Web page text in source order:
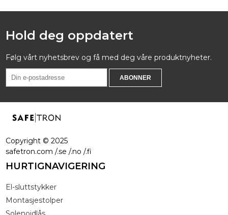
Hold deg oppdatert
Følg vårt nyhetsbrev og få med deg våre produktnyheter.
Copyright ©2025
safetron.com /.se /.no /.fi
HURTIGNAVIGERING
El-sluttstykker
Montasjestolper